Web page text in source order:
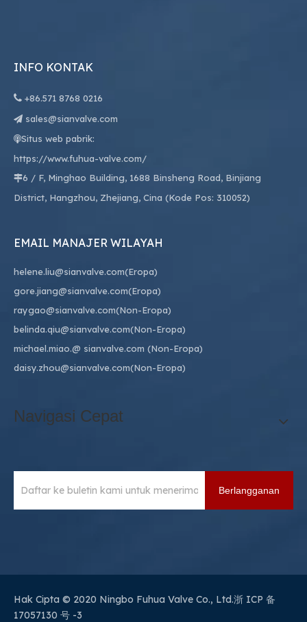
INFO KONTAK
 +86.571 8768 0216
 sales@sianvalve.com
Situs web pabrik:
https://www.fuhua-valve.com/
6 / F, Minghao Building, 1688 Binsheng Road, Binjiang
District, Hangzhou, Zhejiang, Cina (Kode Pos: 310052)
EMAIL MANAJER WILAYAH
helene.liu@sianvalve.com(Eropa)
gore.jiang@sianvalve.com(Eropa)
raygao@sianvalve.com(Non-Eropa)
belinda.qiu@sianvalve.com(Non-Eropa)
michael.miao.@ sianvalve.com (Non-Eropa)
daisy.zhou@sianvalve.com(Non-Eropa)
Navigasi Cepat
Berlangganan
Hak Cipta © 2020 Ningbo Fuhua Valve Co., Ltd.浙 ICP 备
17057130 号 -3